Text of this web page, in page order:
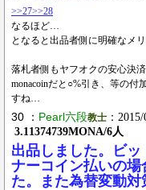
>>27>>28
なるほど…
となると出品者側に明確なメ
落札者側もヤフオクの安心決
monacoinだと○%引き、等の
すね…
30 ： Pearl六段教士 ：
3.11374739MONA/6人
出品しました。ビ
ナーコイン払いの
た。また為替変動対